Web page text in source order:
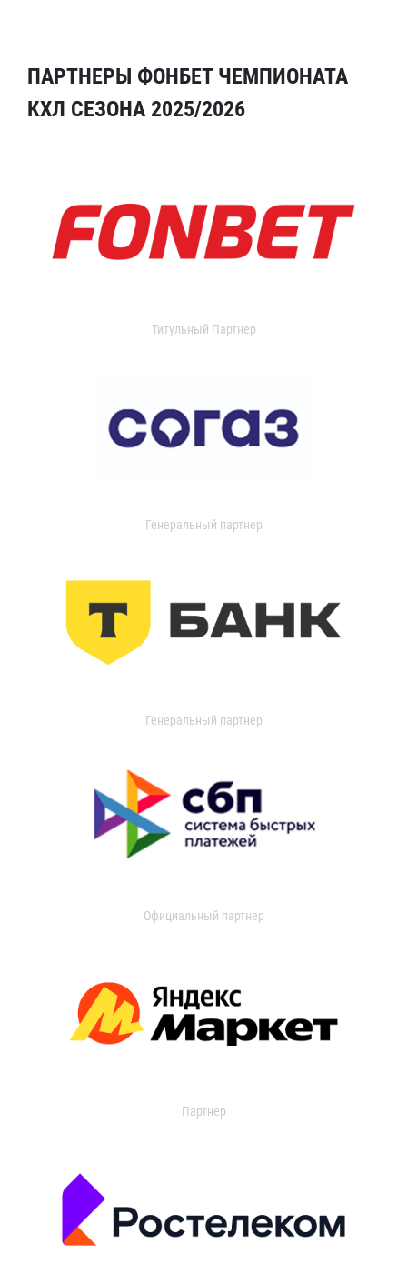
ПАРТНЕРЫ ФОНБЕТ ЧЕМПИОНАТА
КХЛ СЕЗОНА 2025/2026
Титульный Партнер
Генеральный партнер
Генеральный партнер
Официальный партнер
Партнер